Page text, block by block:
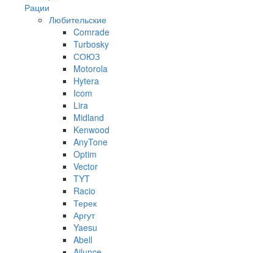
Рации
Любительские
Comrade
Turbosky
СОЮЗ
Motorola
Hytera
Icom
Lira
Midland
Kenwood
AnyTone
Optim
Vector
TYT
Racio
Терек
Аргут
Yaesu
Abell